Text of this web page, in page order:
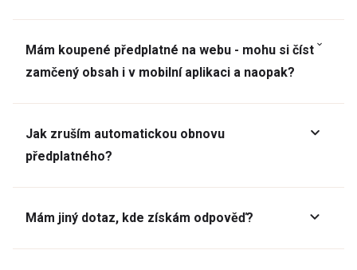
Mám koupené předplatné na webu - mohu si číst
zamčený obsah i v mobilní aplikaci a naopak?
Jak zruším automatickou obnovu
předplatného?
Mám jiný dotaz, kde získám odpověď?